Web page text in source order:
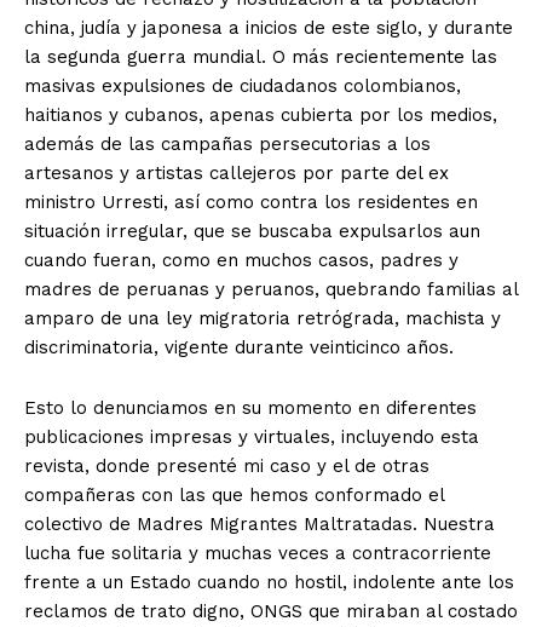
china, judía y japonesa a inicios de este siglo, y durante
la segunda guerra mundial. O más recientemente las
masivas expulsiones de ciudadanos colombianos,
haitianos y cubanos, apenas cubierta por los medios,
además de las campañas persecutorias a los
artesanos y artistas callejeros por parte del ex
ministro Urresti, así como contra los residentes en
situación irregular, que se buscaba expulsarlos aun
cuando fueran, como en muchos casos, padres y
madres de peruanas y peruanos, quebrando familias al
amparo de una ley migratoria retrógrada, machista y
discriminatoria, vigente durante veinticinco años.
Esto lo denunciamos en su momento en diferentes
publicaciones impresas y virtuales, incluyendo esta
revista, donde presenté mi caso y el de otras
compañeras con las que hemos conformado el
colectivo de Madres Migrantes Maltratadas. Nuestra
lucha fue solitaria y muchas veces a contracorriente
frente a un Estado cuando no hostil, indolente ante los
reclamos de trato digno, ONGS que miraban al costado